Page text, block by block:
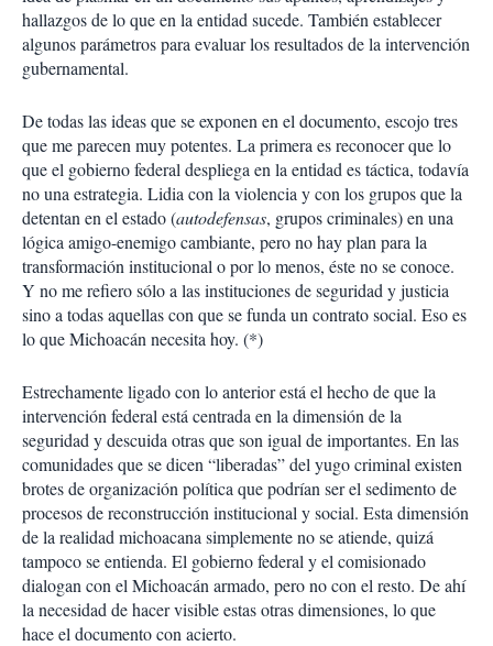
hallazgos de lo que en la entidad sucede. También establecer
algunos parámetros para evaluar los resultados de la intervención
gubernamental.
De todas las ideas que se exponen en el documento, escojo tres
que me parecen muy potentes. La primera es reconocer que lo
que el gobierno federal despliega en la entidad es táctica, todavía
no una estrategia. Lidia con la violencia y con los grupos que la
detentan en el estado (autodefensas, grupos criminales) en una
lógica amigo-enemigo cambiante, pero no hay plan para la
transformación institucional o por lo menos, éste no se conoce.
Y no me refiero sólo a las instituciones de seguridad y justicia
sino a todas aquellas con que se funda un contrato social. Eso es
lo que Michoacán necesita hoy. (*)
Estrechamente ligado con lo anterior está el hecho de que la
intervención federal está centrada en la dimensión de la
seguridad y descuida otras que son igual de importantes. En las
comunidades que se dicen “liberadas” del yugo criminal existen
brotes de organización política que podrían ser el sedimento de
procesos de reconstrucción institucional y social. Esta dimensión
de la realidad michoacana simplemente no se atiende, quizá
tampoco se entienda. El gobierno federal y el comisionado
dialogan con el Michoacán armado, pero no con el resto. De ahí
la necesidad de hacer visible estas otras dimensiones, lo que
hace el documento con acierto.